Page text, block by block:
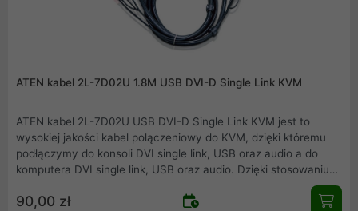
ATEN kabel 2L-7D02U 1.8M USB DVI-D Single Link KVM
ATEN kabel 2L-7D02U USB DVI-D Single Link KVM jest to
wysokiej jakości kabel połączeniowy do KVM, dzięki któremu
podłączymy do konsoli DVI single link, USB oraz audio a do
komputera DVI single link, USB oraz audio. Dzięki stosowaniu
kompatybilnych urządzeń firmy ATEN zapewniamy pewność i
jakość połączeń.
90,00 zł